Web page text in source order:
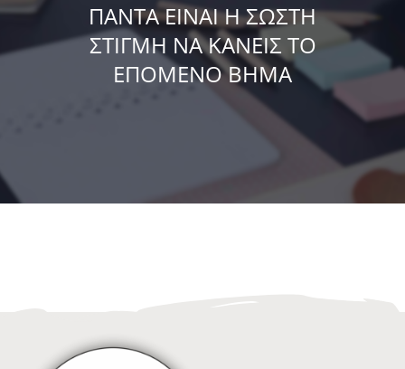
ΠΑΝΤΑ ΕΙΝΑΙ Η ΣΩΣΤΗ
ΣΤΙΓΜΗ ΝΑ ΚΑΝΕΙΣ ΤΟ
ΕΠΟΜΕΝΟ ΒΗΜΑ